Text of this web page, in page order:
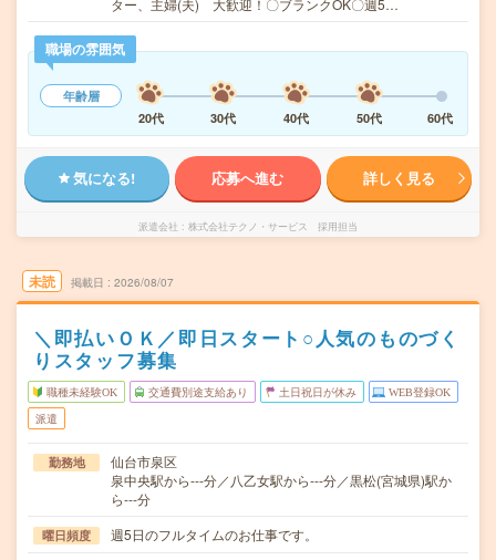
ター、主婦(夫) 大歓迎！〇ブランクOK〇週5…
職場の雰囲気
年齢層
20代
30代 40代 50代 60代
気になる! 応募へ進む 詳しく見る
派遣会社 株式会社テクノ・サービス 採用担当
未読 掲載日 2026/08/07
＼即払いＯＫ／即日スタート○人気のものづく
りスタッフ募集
職種未経験OK 交通費別途支給あり 土日祝日が休み WEB登録OK
派遣
勤務地
仙台市泉区
泉中央駅から---分／八乙女駅から---分／黒松(宮城県)駅か
ら---分
曜日頻度 週5日のフルタイムのお仕事です。